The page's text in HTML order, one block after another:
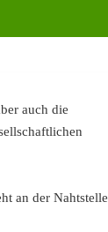
auch die
an der Nahtstelle